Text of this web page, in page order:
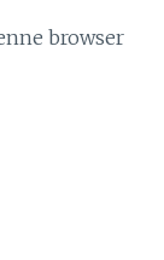
browser